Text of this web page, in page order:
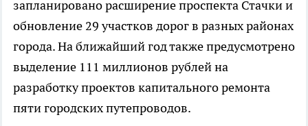
запланировано расширение проспекта Стачки и
обновление 29 участков дорог в разных районах
города. На ближайший год также предусмотрено
выделение 111 миллионов рублей на
разработку проектов капитального ремонта
пяти городских путепроводов.